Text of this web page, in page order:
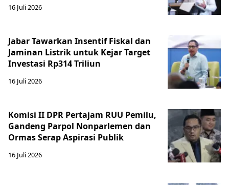
16 Juli 2026
Jabar Tawarkan Insentif Fiskal dan
Jaminan Listrik untuk Kejar Target
Investasi Rp314 Triliun
16 Juli 2026
Komisi II DPR Pertajam RUU Pemilu,
Gandeng Parpol Nonparlemen dan
Ormas Serap Aspirasi Publik
16 Juli 2026